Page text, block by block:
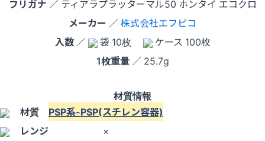
フリガナ ／ ティアラプラッターマル50 ホンタイ エコクロ
メーカー ／株式会社エフピコ
入数／ 袋 10枚
ケース 100枚
1枚重量／ 25.7g
材質情報
材質 PSP系-PSP(スチレン容器)
レンジ
×